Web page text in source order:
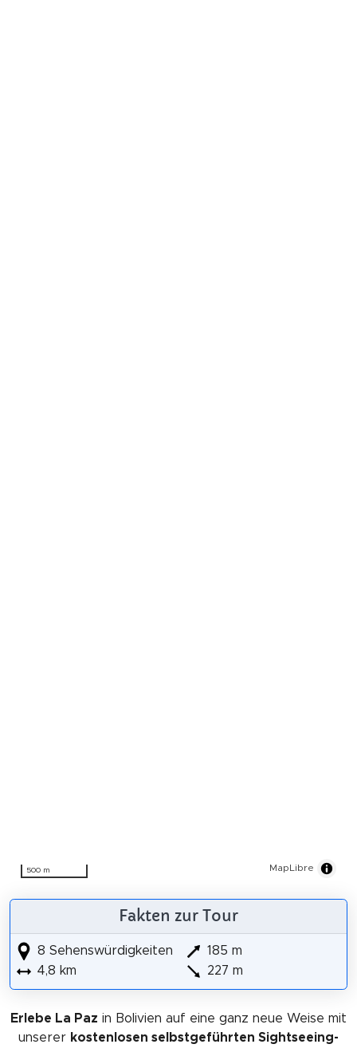
500 m MapLibre
Fakten zur Tour
8 Sehenswürdigkeiten
4,8 km
185 m
227 m
Erlebe La Paz in Bolivien auf eine ganz neue Weise mit
unserer kostenlosen selbstgeführten Sightseeing-